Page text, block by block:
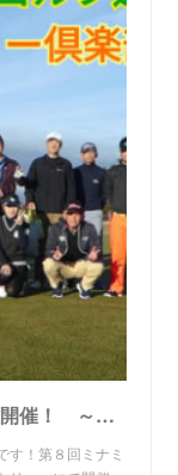
第８回ミナミオープンゴルフ選手権開催！ ～名張サウスカントリー～
す！第８回ミナミ